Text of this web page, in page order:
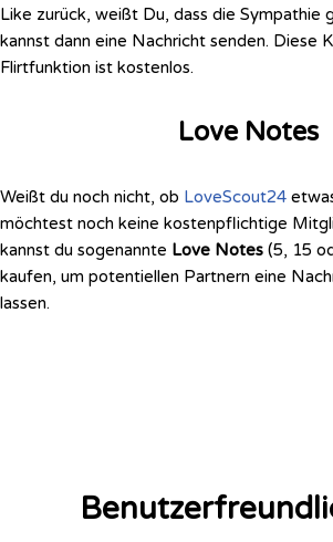
Like zurück, weißt Du, dass die Sympathie
kannst dann eine Nachricht senden. Diese
Flirtfunktion ist kostenlos.
Love Notes
Weißt du noch nicht, ob LoveScout24
möchtest noch keine kostenpflichtige
kannst du sogenannte Love Notes (5, 15
kaufen, um potentiellen Partnern eine
lassen.